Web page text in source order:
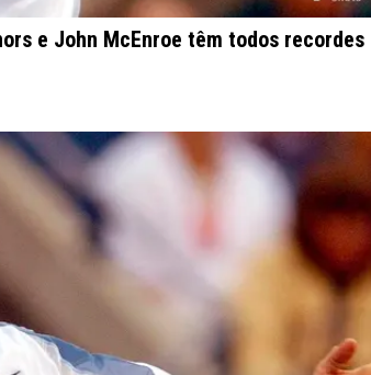
e John McEnroe têm todos recordes